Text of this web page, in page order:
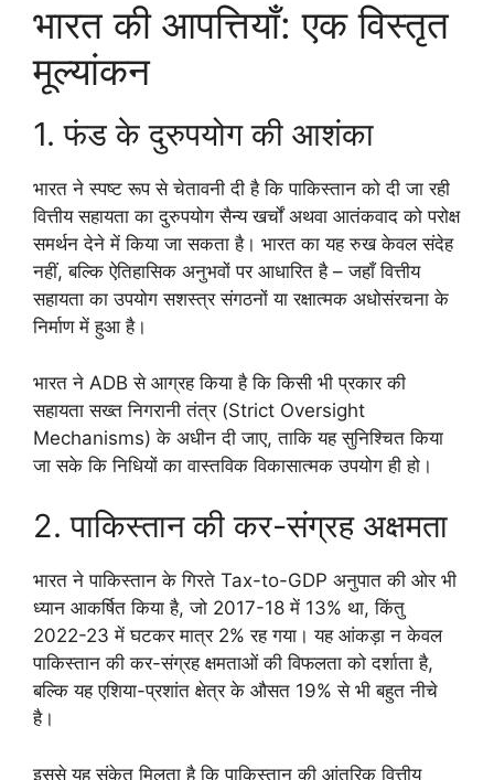
भारत की आपत्तियाँ: एक विस्तृत
मूल्यांकन
1. फंड के दुरुपयोग की आशंका
भारत ने स्पष्ट रूप से चेतावनी दी है कि पाकिस्तान को दी जा रही
वित्तीय सहायता का दुरुपयोग सैन्य खर्चों अथवा आतंकवाद को परोक्ष
समर्थन देने में किया जा सकता है। भारत का यह रुख केवल संदेह
नहीं, बल्कि ऐतिहासिक अनुभवों पर आधारित है – जहाँ वित्तीय
सहायता का उपयोग सशस्त्र संगठनों या रक्षात्मक अधोसंरचना के
निर्माण में हुआ है।
भारत ने ADB से आग्रह किया है कि किसी भी प्रकार की
सहायता सख्त निगरानी तंत्र (Strict Oversight
Mechanisms) के अधीन दी जाए, ताकि यह सुनिश्चित किया
जा सके कि निधियों का वास्तविक विकासात्मक उपयोग ही हो।
2. पाकिस्तान की कर-संग्रह अक्षमता
भारत ने पाकिस्तान के गिरते Tax-to-GDP अनुपात की ओर भी
ध्यान आकर्षित किया है, जो 2017-18 में 13% था, किंतु
2022-23 में घटकर मात्र 2% रह गया। यह आंकड़ा न केवल
पाकिस्तान की कर-संग्रह क्षमताओं की विफलता को दर्शाता है,
बल्कि यह एशिया-प्रशांत क्षेत्र के औसत 19% से भी बहुत नीचे
है।
इससे यह संकेत मिलता है कि पाकिस्तान की आंतरिक वित्तीय